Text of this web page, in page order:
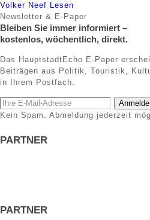
Volker Neef Lesen
Newsletter & E-Paper
Bleiben Sie immer informiert –
kostenlos, wöchentlich, direkt.
Das HauptstadtEcho E-Paper
Beiträgen aus Politik, Touristik,
in Ihrem Postfach.
Kein Spam. Abmeldung jederzeit
PARTNER
PARTNER